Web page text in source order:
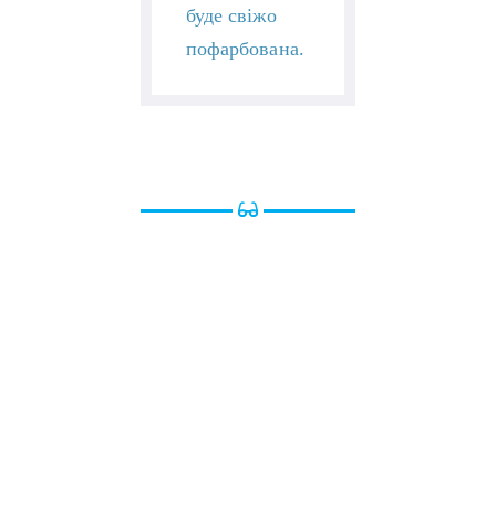
буде свіжо
пофарбована.